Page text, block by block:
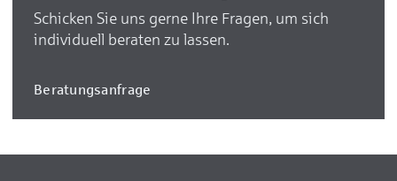
Schicken Sie uns gerne Ihre Fragen, um sich
individuell beraten zu lassen.
Beratungsanfrage